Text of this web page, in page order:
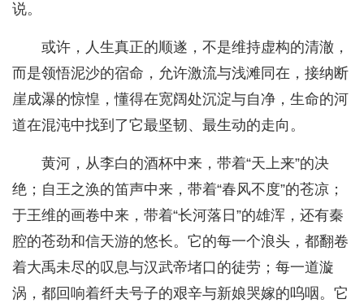
说。
或许，人生真正的顺遂，不是维持虚构的清澈，
而是领悟泥沙的宿命，允许激流与浅滩同在，接纳断
崖成瀑的惊惶，懂得在宽阔处沉淀与自净，生命的河
道在混沌中找到了它最坚韧、最生动的走向。
黄河，从李白的酒杯中来，带着“天上来”的决
绝；自王之涣的笛声中来，带着“春风不度”的苍凉；
于王维的画卷中来，带着“长河落日”的雄浑，还有秦
腔的苍劲和信天游的悠长。它的每一个浪头，都翻卷
着大禹未尽的叹息与汉武帝堵口的徒劳；每一道漩
涡，都回响着纤夫号子的艰辛与新娘哭嫁的呜咽。它